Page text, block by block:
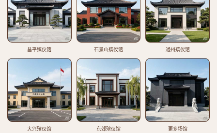
昌平殡仪馆 石景山殡仪馆 通州殡仪馆
大兴殡仪馆 东郊殡仪馆 更多场馆